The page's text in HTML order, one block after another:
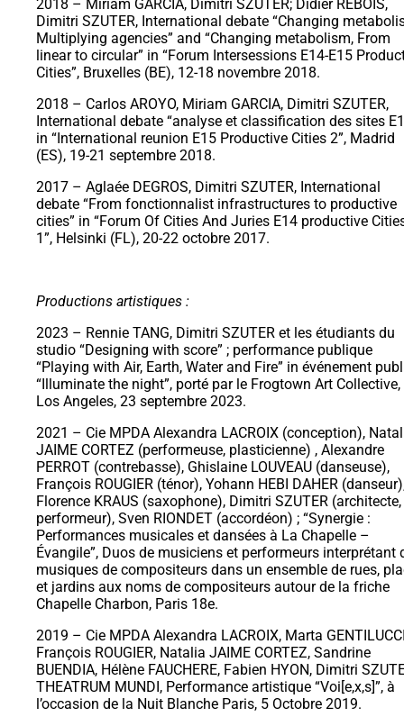
2018 – Miriam GARCIA, Dimitri SZUTER; Didier REBOIS,
Dimitri SZUTER, International debate “Changing
Multiplying agencies” and “Changing metabolism, From
linear to circular” in “Forum Intersessions E14-E15
Cities”, Bruxelles (BE), 12-18 novembre 2018.
2018 – Carlos AROYO, Miriam GARCIA, Dimitri SZUTER,
International debate “analyse et classification des sites
in “International reunion E15 Productive Cities 2”, Madrid
(ES), 19-21 septembre 2018.
2017 – Aglaée DEGROS, Dimitri SZUTER, International
debate “From fonctionnalist infrastructures to productive
cities” in “Forum Of Cities And Juries E14 productive
1”, Helsinki (FL), 20-22 octobre 2017.
Productions artistiques :
2023 – Rennie TANG, Dimitri SZUTER et les étudiants du
studio “Designing with score” ; performance publique
“Playing with Air, Earth, Water and Fire” in événement
“Illuminate the night”, porté par le Frogtown Art Collective,
Los Angeles, 23 septembre 2023.
2021 – Cie MPDA Alexandra LACROIX (conception),
JAIME CORTEZ (performeuse, plasticienne) , Alexandre
PERROT (contrebasse), Ghislaine LOUVEAU (danseuse),
François ROUGIER (ténor), Yohann HEBI DAHER
Florence KRAUS (saxophone), Dimitri SZUTER (architecte,
performeur), Sven RIONDET (accordéon) ; “Synergie :
Performances musicales et dansées à La Chapelle –
Évangile”, Duos de musiciens et performeurs interprétant
musiques de compositeurs dans un ensemble de rues,
et jardins aux noms de compositeurs autour de la friche
Chapelle Charbon, Paris 18e.
2019 – Cie MPDA Alexandra LACROIX, Marta
François ROUGIER, Natalia JAIME CORTEZ, Sandrine
BUENDIA, Hélène FAUCHERE, Fabien HYON, Dimitri
THEATRUM MUNDI, Performance artistique “Voi[e,x,s]”, à
l’occasion de la Nuit Blanche Paris, 5 Octobre 2019.